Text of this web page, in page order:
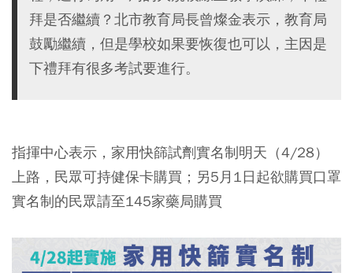
拜是否繼續？北市教育局長曾燦金表示，教育局
鼓勵繼續，但是學校如果要恢復也可以，主因是
下禮拜有很多考試要進行。
指揮中心表示，家用快篩試劑實名制明天（4/28）
上路，民眾可持健保卡購買；另5月1日起欲購買口罩
實名制的民眾請至145家藥局購買